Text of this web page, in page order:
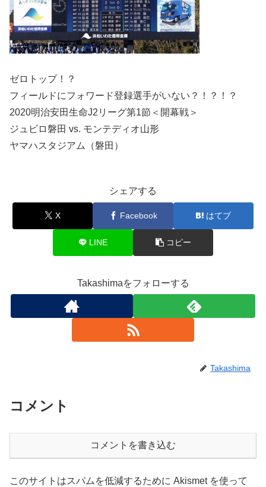
ゼロトップ！？
フィールドにフォワード登録選手がいない？！？！？
2020明治安田生命J2リーグ第1節＜開幕戦＞
ジュビロ磐田 vs. モンテディオ山形
ヤマハスタジアム（磐田）
シェアする
X Facebook はてブ
LINE コピー
Takashimaをフォローする
Takashima
コメント
コメントを書き込む
このサイトはスパムを低減するために Akismet を使って